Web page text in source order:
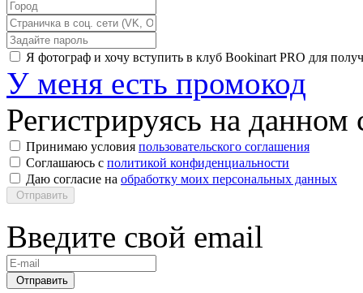
Я фотограф и хочу вступить в клуб Bookinart PRO для
У меня есть промокод
Регистрируясь на данном
Принимаю условия пользовательского соглашения
Соглашаюсь с политикой конфиденциальности
Даю согласие на обработку моих персональных данных
Отправить
Введите свой email
Отправить